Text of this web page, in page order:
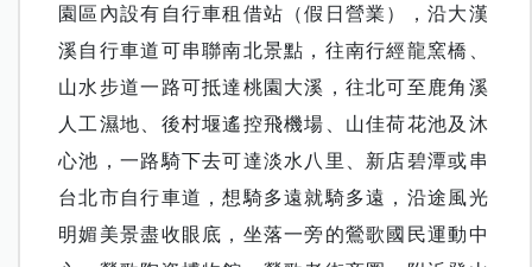
園區內設有自行車租借站（假日營業），沿大漢
溪自行車道可串聯南北景點，往南行經龍窯橋、
山水步道一路可抵達桃園大溪，往北可至鹿角溪
人工濕地、後村堰遙控飛機場、山佳荷花池及沐
心池，一路騎下去可達淡水八里、新店碧潭或串
台北市自行車道，想騎多遠就騎多遠，沿途風光
明媚美景盡收眼底，坐落一旁的鶯歌國民運動中